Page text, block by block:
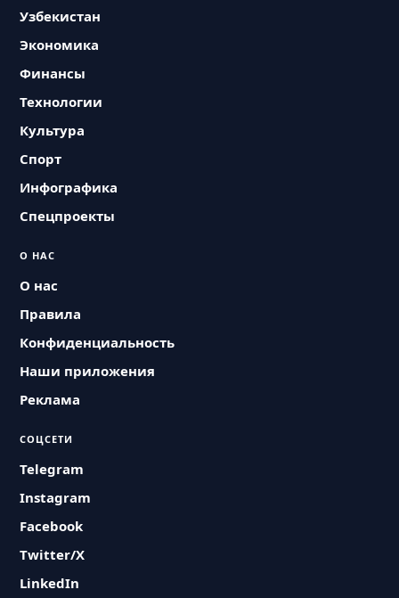
Узбекистан
Экономика
Финансы
Технологии
Культура
Спорт
Инфографика
Спецпроекты
О НАС
О нас
Правила
Конфиденциальность
Наши приложения
Реклама
СОЦСЕТИ
Telegram
Instagram
Facebook
Twitter/X
LinkedIn